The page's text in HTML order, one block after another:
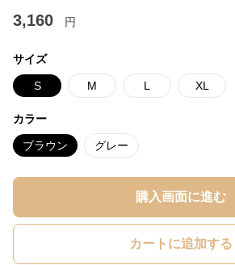
3,160 円
サイズ
S M L XL
カラー
ブラウン グレー
購入画面に進む
カートに追加する